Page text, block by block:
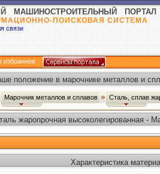
МАШИНОСТРОИТЕЛЬНЫЙ ПОРТАЛ
ПОИСКОВАЯ СИСТЕМА
связи
избранное
положение в марочнике металлов и
Марочник металлов и сплавов Сталь, сплав
жаропрочная высоколегированная -
Характеристика